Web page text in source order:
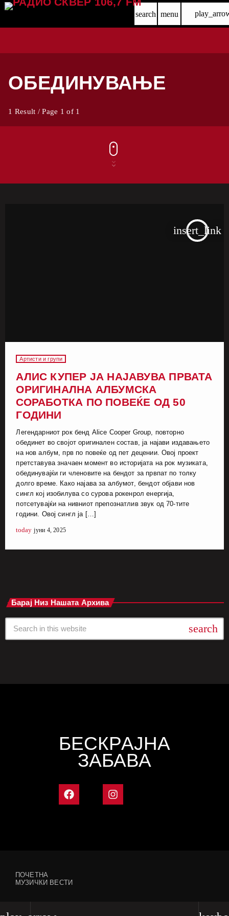
search menu
ОБЕДИНУВАЊЕ
1 Result / Page 1 of 1
insert_link
Артисти и групи
АЛИС КУПЕР ЈА НАЈАВУВА ПРВАТА
ОРИГИНАЛНА АЛБУМСКА
СОРАБОТКА ПО ПОВЕЌЕ ОД 50
ГОДИНИ
Легендарниот рок бенд Alice Cooper Group, повторно
обединет во својот оригинален состав, ја најави издавањето
на нов албум, прв по повеќе од пет децении. Овој проект
претставува значаен момент во историјата на рок музиката,
обединувајќи ги членовите на бендот за првпат по толку
долго време. Како најава за албумот, бендот објави нов
сингл кој изобилува со сурова рокенрол енергија,
потсетувајќи на нивниот препознатлив звук од 70-тите
години. Овој сингл ја […]
today јуни 4, 2025
Барај Низ Нашата Архива
search
БЕСКРАЈНА
ЗАБАВА
ПОЧЕТНА
МУЗИЧКИ ВЕСТИ